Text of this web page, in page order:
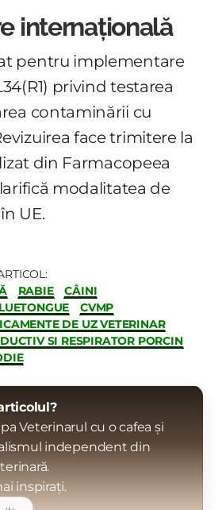
internațională
pentru implementare
privind testarea
contaminării cu
face trimitere la
din Farmacopeea
modalitatea de
UE.
RABIE
CÂINI
CVMP
DE UZ VETERINAR
SI RESPIRATOR PORCIN
Veterinarul cu o cafea și
independent din
inspirați.